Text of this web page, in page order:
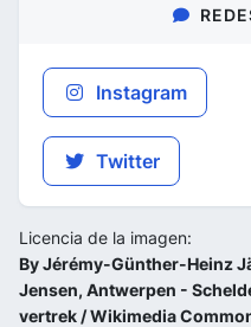
Instagram
Twitter
Licencia de la imagen:
By Jérémy-Günther-Heinz
Jensen, Antwerpen -
vertrek / Wikimedia